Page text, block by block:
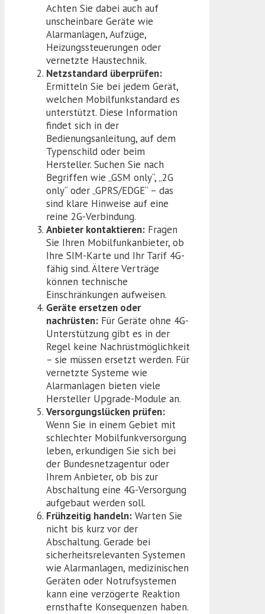
Achten Sie dabei auch auf
unscheinbare Geräte wie
Alarmanlagen, Aufzüge,
Heizungssteuerungen oder
vernetzte Haustechnik.
Netzstandard überprüfen:
Ermitteln Sie bei jedem Gerät,
welchen Mobilfunkstandard es
unterstützt. Diese Information
findet sich in der
Bedienungsanleitung, auf dem
Typenschild oder beim
Hersteller. Suchen Sie nach
Begriffen wie „GSM only“, „2G
only“ oder „GPRS/EDGE“ – das
sind klare Hinweise auf eine
reine 2G-Verbindung.
Anbieter kontaktieren: Fragen
Sie Ihren Mobilfunkanbieter, ob
Ihre SIM-Karte und Ihr Tarif 4G-
fähig sind. Ältere Verträge
können technische
Einschränkungen aufweisen.
Geräte ersetzen oder
nachrüsten: Für Geräte ohne 4G-
Unterstützung gibt es in der
Regel keine Nachrüstmöglichkeit
– sie müssen ersetzt werden. Für
vernetzte Systeme wie
Alarmanlagen bieten viele
Hersteller Upgrade-Module an.
Versorgungslücken prüfen:
Wenn Sie in einem Gebiet mit
schlechter Mobilfunkversorgung
leben, erkundigen Sie sich bei
der Bundesnetzagentur oder
Ihrem Anbieter, ob bis zur
Abschaltung eine 4G-Versorgung
aufgebaut werden soll.
Frühzeitig handeln: Warten Sie
nicht bis kurz vor der
Abschaltung. Gerade bei
sicherheitsrelevanten Systemen
wie Alarmanlagen, medizinischen
Geräten oder Notrufsystemen
kann eine verzögerte Reaktion
ernsthafte Konsequenzen haben.